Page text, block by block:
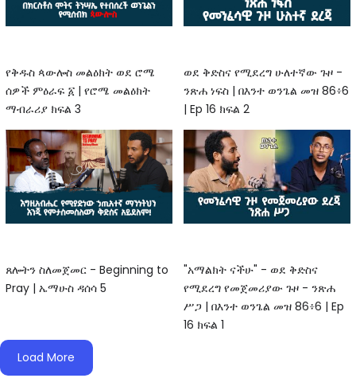
የቅዱስ ጳውሎስ መልዕክት ወደ ሮሜ
ሰዎች ምዕራፍ ፩ | የሮሜ መልዕክት
ማብራሪያ ክፍል 3
ወደ ቅድስና የሚደረግ ሁለተኛው ጉዞ -
ንጽሐ ነፍስ | በእንተ ወንጌል መዝ 86፥6
| Ep 16 ክፍል 2
ጸሎትን ስለመጀመር - Beginning to
Pray | ኤማሁስ ዳሰሳ 5
"አማልክት ናችሁ" - ወደ ቅድስና
የሚደረግ የመጀመሪያው ጉዞ - ንጽሐ
ሥጋ | በእንተ ወንጌል መዝ 86፥6 | Ep
16 ክፍል 1
Load More